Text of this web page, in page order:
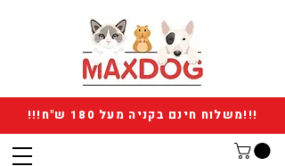
!!!משלוח חינם בקניה מעל 180 ש"ח!!!